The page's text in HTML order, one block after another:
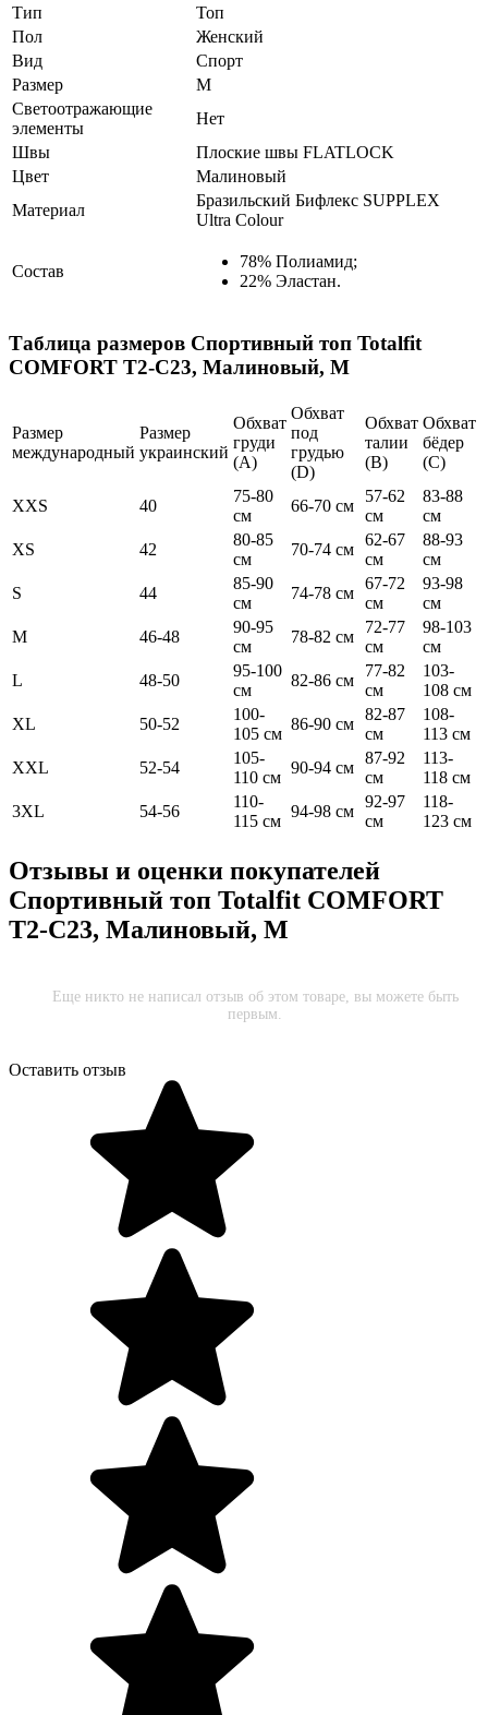
Тип
Топ
Пол
Женский
Вид
Спорт
Размер
M
Светоотражающие
элементы
Нет
Швы
Плоские швы FLATLOCK
Цвет
Малиновый
Материал
Бразильский Бифлекс SUPPLEX
Ultra Colour
Состав
78% Полиамид;
22% Эластан.
Таблица размеров Спортивный топ Totalfit
COMFORT T2-C23, Малиновый, M
Размер
международный
Размер
украинский
Обхват
груди
(А)
Обхват
под
грудью
(D)
Обхват
талии
(В)
Обхват
бёдер
(С)
XXS 40
75-80
см
66-70 см
57-62
см
83-88
см
XS
42
80-85
см
70-74 см
62-67
см
88-93
см
S
44
85-90
см
74-78 см
67-72
см
93-98
см
M
46-48
90-95
см
78-82 см
72-77
см
98-103
см
L
48-50
95-100
см
82-86 см
77-82
см
103-
108 см
XL
50-52
100-
105 см
86-90 см
82-87
см
108-
113 см
XXL
52-54
105-
110 см
90-94 см
87-92
см
113-
118 см
3XL
54-56
110-
115 см
94-98 см
92-97
см
118-
123 см
Отзывы и оценки покупателей
Спортивный топ Totalfit COMFORT
T2-C23, Малиновый, M
Еще никто не написал отзыв об этом товаре, вы можете быть
первым.
Оставить отзыв